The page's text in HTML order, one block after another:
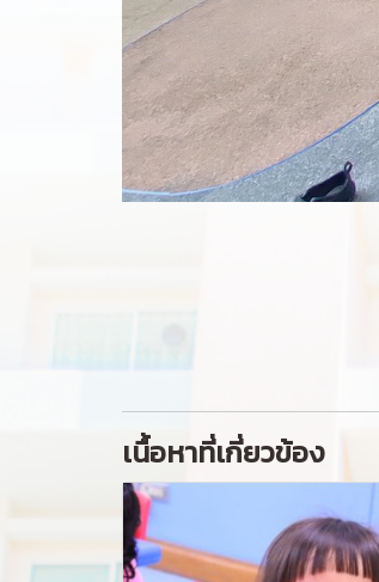
เนื้อหาที่เกี่ยวข้อง